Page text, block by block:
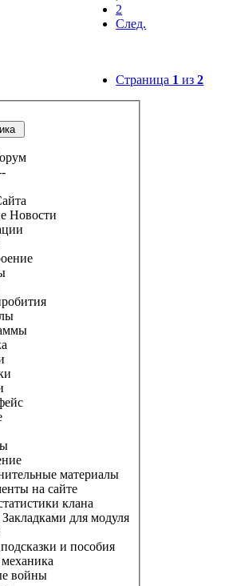
2
След.
Страница 1 из2
Новости
материалы
на сайте
клана
для модуля
и пособия
войны